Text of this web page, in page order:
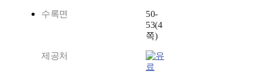
수록면
50-
53(4
쪽)
제공처